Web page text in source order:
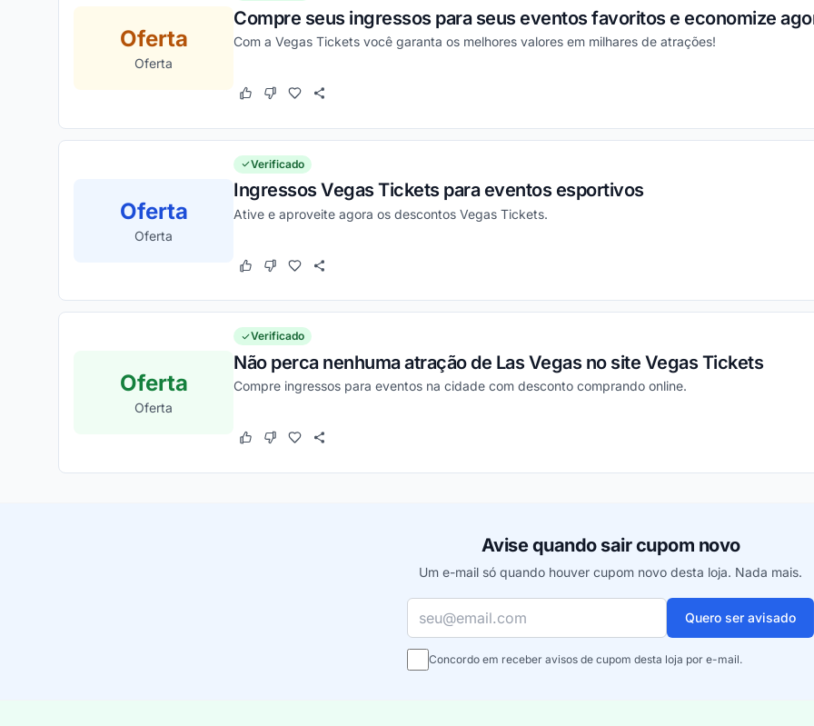
Oferta
Oferta
Compre seus ingressos para seus eventos favoritos e economize
Com a Vegas Tickets você garanta os melhores valores em milhares de atrações!
Este cupom funcionou
Este cupom não funcionou
Oferta
Oferta
Verificado
Ingressos Vegas Tickets para eventos esportivos
Ative e aproveite agora os descontos Vegas Tickets.
Este cupom funcionou
Este cupom não funcionou
Oferta
Oferta
Verificado
Não perca nenhuma atração de Las Vegas no site Vegas Tickets
Compre ingressos para eventos na cidade com desconto comprando online.
Este cupom funcionou
Este cupom não funcionou
Avise quando sair cupom novo
Um e-mail só quando houver cupom novo desta loja. Nada mais.
Seu e-mail
Quero ser avisado
Concordo em receber avisos de cupom desta loja por e-mail.